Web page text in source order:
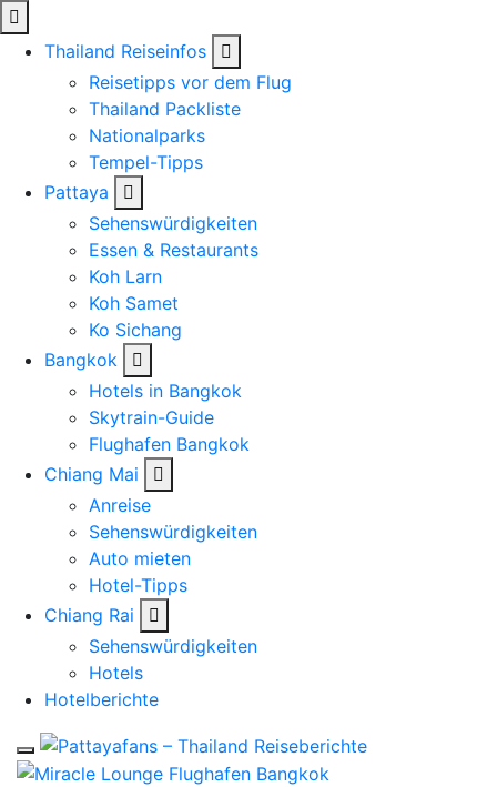
Thailand Reiseinfos
Reisetipps vor dem Flug
Thailand Packliste
Nationalparks
Tempel-Tipps
Pattaya
Sehenswürdigkeiten
Essen & Restaurants
Koh Larn
Koh Samet
Ko Sichang
Bangkok
Hotels in Bangkok
Skytrain-Guide
Flughafen Bangkok
Chiang Mai
Anreise
Sehenswürdigkeiten
Auto mieten
Hotel-Tipps
Chiang Rai
Sehenswürdigkeiten
Hotels
Hotelberichte